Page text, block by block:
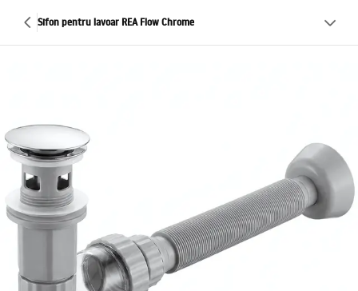
Sifon pentru lavoar REA Flow Chrome